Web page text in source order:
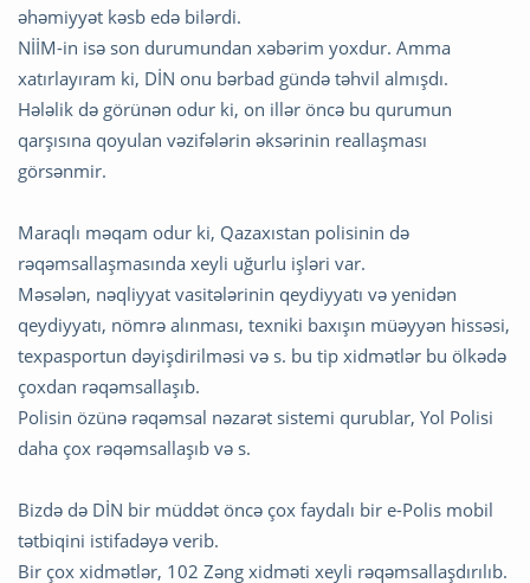
əhəmiyyət kəsb edə bilərdi.
NİİM-in isə son durumundan xəbərim yoxdur. Amma
xatırlayıram ki, DİN onu bərbad gündə təhvil almışdı.
Hələlik də görünən odur ki, on illər öncə bu qurumun
qarşısına qoyulan vəzifələrin əksərinin reallaşması
görsənmir.
Maraqlı məqam odur ki, Qazaxıstan polisinin də
rəqəmsallaşmasında xeyli uğurlu işləri var.
Məsələn, nəqliyyat vasitələrinin qeydiyyatı və yenidən
qeydiyyatı, nömrə alınması, texniki baxışın müəyyən hissəsi,
texpasportun dəyişdirilməsi və s. bu tip xidmətlər bu ölkədə
çoxdan rəqəmsallaşıb.
Polisin özünə rəqəmsal nəzarət sistemi qurublar, Yol Polisi
daha çox rəqəmsallaşıb və s.
Bizdə də DİN bir müddət öncə çox faydalı bir e-Polis mobil
tətbiqini istifadəyə verib.
Bir çox xidmətlər, 102 Zəng xidməti xeyli rəqəmsallaşdırılıb.